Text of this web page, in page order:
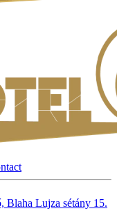
Blaha Lujza sétány 15.